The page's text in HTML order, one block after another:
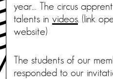
year… The circus
talents in videos . (link
website)
The students of our
responded to our